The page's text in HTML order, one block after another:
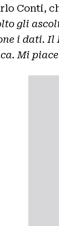
Conti,
gli
i dati. Il
Mi